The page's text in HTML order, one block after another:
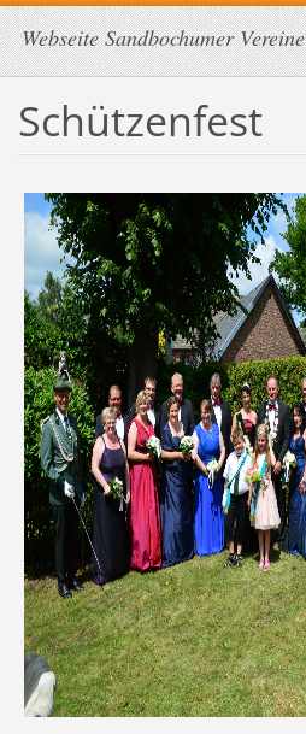
Webseite Sandbochumer Vereine
Schützenfest